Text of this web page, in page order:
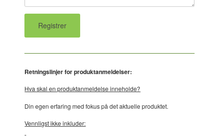
Retningslinjer for produktanmeldelser:
Hva skal en produktanmeldelse inneholde?
Din egen erfaring med fokus på det aktuelle produktet.
Vennligst ikke inkluder: